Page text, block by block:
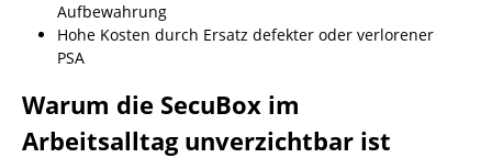
Aufbewahrung
Hohe Kosten durch Ersatz defekter oder verlorener
PSA
Warum die SecuBox im
Arbeitsalltag unverzichtbar ist